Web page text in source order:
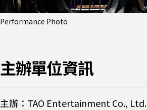
Performance Photo
主辦單位資訊
主辦：TAO Entertainment Co., Ltd.